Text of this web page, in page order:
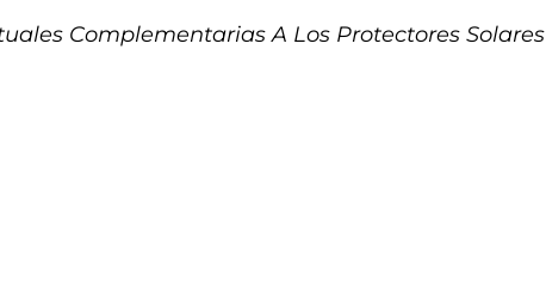
Complementarias A Los Protectores Solares